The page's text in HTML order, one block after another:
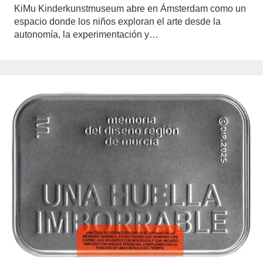
KiMu Kinderkunstmuseum abre en Ámsterdam como un
espacio donde los niños exploran el arte desde la
autonomía, la experimentación y…